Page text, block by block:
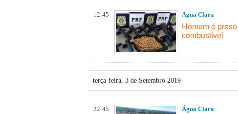
12:45 Água Clara
Homem é
combustível
terça-feira, 3 de Setembro 2019
22:45 Água Clara